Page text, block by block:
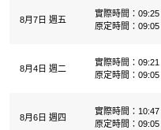
8月7日 週五
實際時間：09:25
原定時間：09:05
8月4日 週二
實際時間：09:21
原定時間：09:05
8月6日 週四
實際時間：10:47
原定時間：09:05